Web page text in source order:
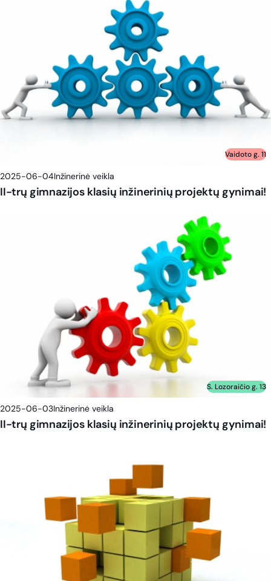
Vaidoto g. 11
2025-06-04Inžinerinė veikla
II-trų gimnazijos klasių inžinerinių projektų gynimai!
S. Lozoraičio g. 13
2025-06-03Inžinerinė veikla
II-trų gimnazijos klasių inžinerinių projektų gynimai!